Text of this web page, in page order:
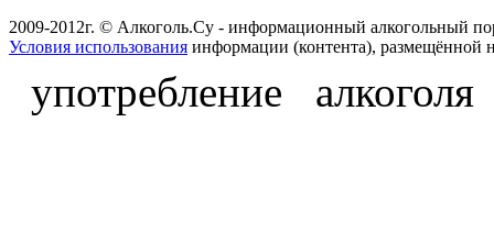
2009-2012г. © Алкоголь.Су - информационный алкогольный
Условия использования информации (контента), размещённой
употребление